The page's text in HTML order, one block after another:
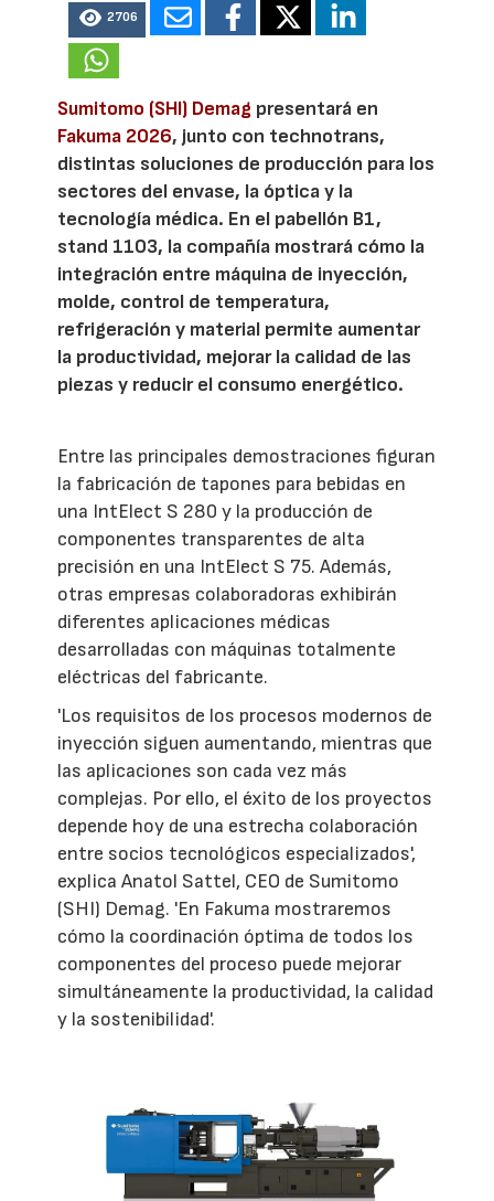
2706
Sumitomo (SHI) Demag presentará en
Fakuma 2026, junto con technotrans,
distintas soluciones de producción para los
sectores del envase, la óptica y la
tecnología médica. En el pabellón B1,
stand 1103, la compañía mostrará cómo la
integración entre máquina de inyección,
molde, control de temperatura,
refrigeración y material permite aumentar
la productividad, mejorar la calidad de las
piezas y reducir el consumo energético.
Entre las principales demostraciones figuran
la fabricación de tapones para bebidas en
una IntElect S 280 y la producción de
componentes transparentes de alta
precisión en una IntElect S 75. Además,
otras empresas colaboradoras exhibirán
diferentes aplicaciones médicas
desarrolladas con máquinas totalmente
eléctricas del fabricante.
'Los requisitos de los procesos modernos de
inyección siguen aumentando, mientras que
las aplicaciones son cada vez más
complejas. Por ello, el éxito de los proyectos
depende hoy de una estrecha colaboración
entre socios tecnológicos especializados',
explica Anatol Sattel, CEO de Sumitomo
(SHI) Demag. 'En Fakuma mostraremos
cómo la coordinación óptima de todos los
componentes del proceso puede mejorar
simultáneamente la productividad, la calidad
y la sostenibilidad'.